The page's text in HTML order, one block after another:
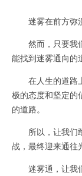
迷雾在前方弥漫
然而，只要我们
能找到迷雾通向的
在人生的道路上
极的态度和坚定的
的道路。
所以，让我们敢
战，最终迎来通往
迷雾通，让我们